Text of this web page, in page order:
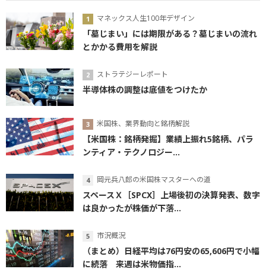
マネックス人生100年デザイン
「墓じまい」には期限がある？墓じまいの流れ
とかかる費用を解説
ストラテジーレポート
半導体株の調整は底値をつけたか
米国株、業界動向と銘柄解説
【米国株：銘柄発掘】業績上振れ5銘柄、パラ
ンティア・テクノロジー...
岡元兵八郎の米国株マスターへの道
スペースＸ［SPCX］上場後初の決算発表、数字
は良かったが株価が下落...
市況概況
（まとめ）日経平均は76円安の65,606円で小幅
に続落 来週は米物価指...